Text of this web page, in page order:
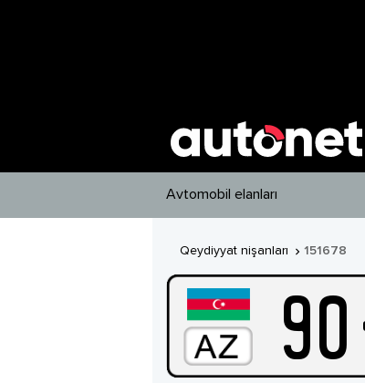
Avtomobil elanları
Qeydiyyat nişanları  151678
90